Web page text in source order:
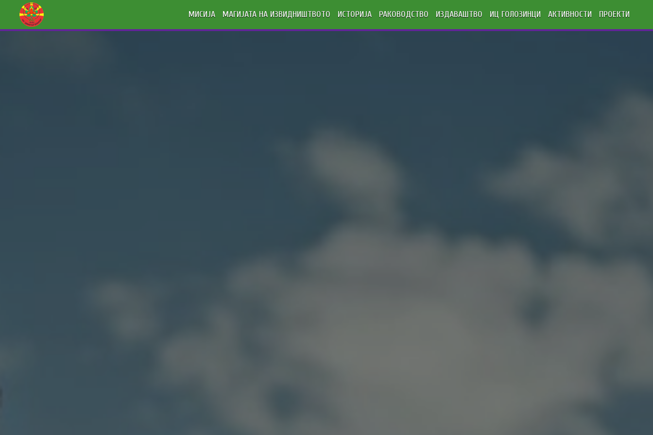
МИСИЈА МАГИЈАТА НА ИЗВИДНИШТВОТО ИСТОРИЈА РАКОВОДСТВО ИЗДАВАШТВО ИЦ ГОЛОЗИНЦИ АКТИВНОСТИ ПРОЕКТИ